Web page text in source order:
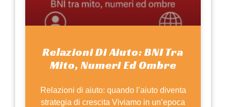
Relazioni Di Aiuto: BNI Tra
Mito, Numeri Ed Ombre
Relazioni di aiuto: quando l’aiuto diventa
strategia di crescita Viviamo in un’epoca